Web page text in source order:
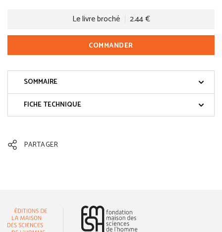
Le livre broché 2.44 €
COMMANDER
SOMMAIRE
FICHE TECHNIQUE
PARTAGER